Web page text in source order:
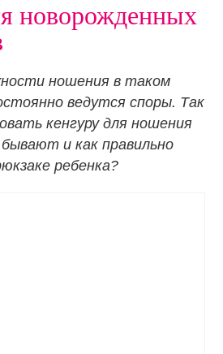
новорожденных
ношения в таком
ведутся споры. Так
кенгуру для ношения
и как правильно
ребенка?